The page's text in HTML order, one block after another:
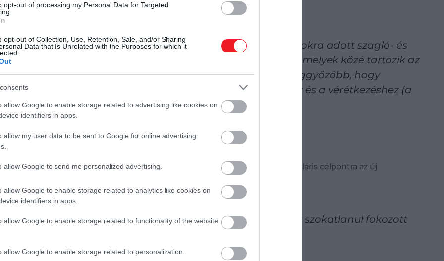
opt-out of processing my Personal Data for Targeted
opt-out of Collection, Use, Retention, Sale, and/or Sharing
Data that Is Unrelated with the Purposes for which it
allow Google to enable storage related to advertising like cookies on
identifiers in apps.
allow my user data to be sent to Google for online advertising
allow Google to send me personalized advertising.
allow Google to enable storage related to analytics like cookies on
identifiers in apps.
allow Google to enable storage related to functionality of the website
allow Google to enable storage related to personalization.
szúnyogoknak szükségük van az IR-útvonalakra az aminokra adott szagló- és
amelyek kémiai vegyületek sokféle családját alkotják, amelyek közé tartozik az
fontos összetevője, amely vonzza a szúnyogokat. Még meggyőzőbb, hogy
szúnyogok viselkedésileg igénylik az Ir76b-t a párzáshoz és a vérétkezéshez (a
is.
különálló szerepét tárják fel, és fényt derítenek egy lehetséges molekuláris célpontra az új
amit találtunk, a szúnyog antennák neuronális válaszának szokatlanul fokozott
az emberi verejték összetevői